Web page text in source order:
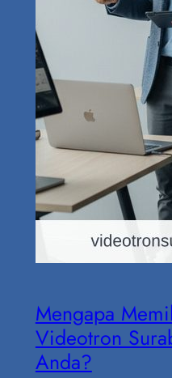
Mengapa
Videotron
Anda?